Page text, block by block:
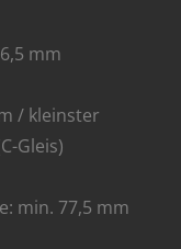
mm
/ kleinster
Gleis)
min. 77,5 mm